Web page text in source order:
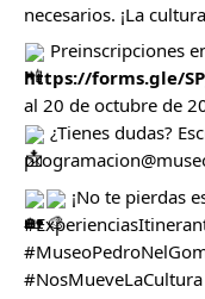
necesarios. ¡La
Preinscripciones
https://forms.gle/
al 20 de octubre de
¿Tienes dudas?
¡No te pierdas
#NosMueveLaCultura